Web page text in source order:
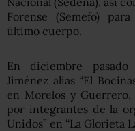
Forense (Semefo)
último cuerpo.
En diciembre pasado
Jiménez alias “El
en Morelos y
por integrantes de la
Unidos” en “La Glorieta